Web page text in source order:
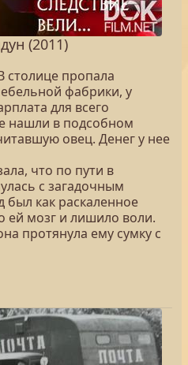
(2011)
столице пропала
фабрики, у
для всего
нашли в подсобном
овец. Денег у нее
что по пути в
с загадочным
был как раскаленное
ей мозг и лишило воли.
протянула ему сумку с